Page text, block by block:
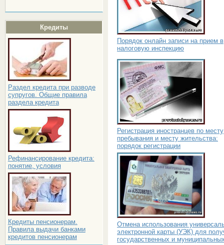
Кредиты
Раздел кредита при разводе
супругов. Общие правила
раздела кредита
Рефинансирование кредита:
понятие, условия
Кредиты пенсионерам.
Правила выдачи банками
кредитов пенсионерам
Порядок онлайн записи на прием в
налоговую инспекцию
Регистрация иностранцев по месту
пребывания и месту жительства:
порядок регистрации
Отмена использования
электронной карты (УЭК) для
государственных и